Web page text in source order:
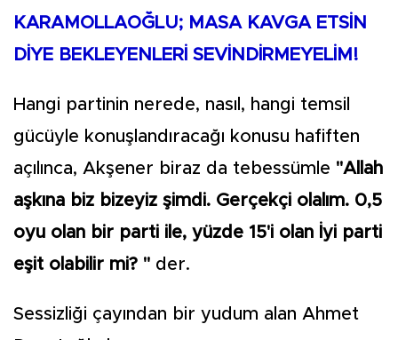
KARAMOLLAOĞLU; MASA KAVGA ETSİN
DİYE BEKLEYENLERİ SEVİNDİRMEYELİM!
Hangi partinin nerede, nasıl, hangi temsil
gücüyle konuşlandıracağı konusu hafiften
açılınca, Akşener biraz da tebessümle "Allah
aşkına biz bizeyiz şimdi. Gerçekçi olalım. 0,5
oyu olan bir parti ile, yüzde 15'i olan İyi parti
eşit olabilir mi? " der.
Sessizliği çayından bir yudum alan Ahmet